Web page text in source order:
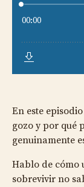
En este
gozo y por qué
genuinamente
Hablo de cómo
sobrevivir no